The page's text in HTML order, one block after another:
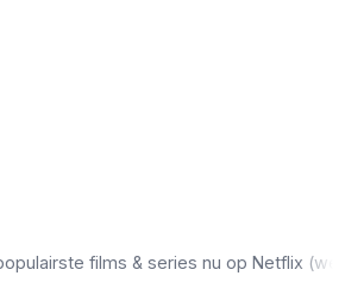
films & series nu op Netflix